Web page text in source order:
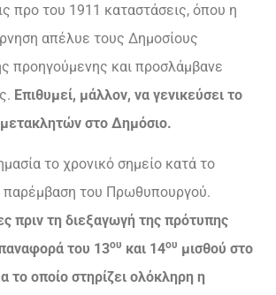
προ του 1911 καταστάσεις, όπου η
απέλυε τους Δημοσίους
προηγούμενης και προσλάμβανε
Επιθυμεί, μάλλον, να γενικεύσει το
στο Δημόσιο.
το χρονικό σημείο κατά το
παρέμβαση του Πρωθυπουργού.
πριν τη διεξαγωγή της πρότυπης
του 13ου και 14ου μισθού στο
το οποίο στηρίζει ολόκληρη η